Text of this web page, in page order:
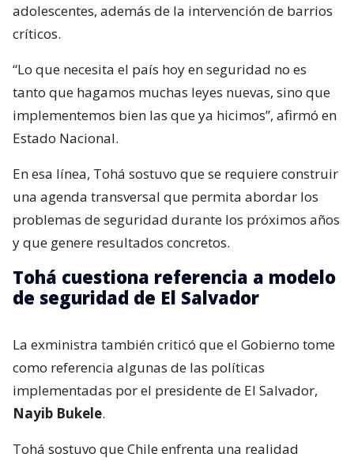
adolescentes, además de la intervención de barrios
críticos.
“Lo que necesita el país hoy en seguridad no es
tanto que hagamos muchas leyes nuevas, sino que
implementemos bien las que ya hicimos”, afirmó en
Estado Nacional.
En esa línea, Tohá sostuvo que se requiere construir
una agenda transversal que permita abordar los
problemas de seguridad durante los próximos años
y que genere resultados concretos.
Tohá cuestiona referencia a modelo
de seguridad de El Salvador
La exministra también criticó que el Gobierno tome
como referencia algunas de las políticas
implementadas por el presidente de El Salvador,
Nayib Bukele.
Tohá sostuvo que Chile enfrenta una realidad